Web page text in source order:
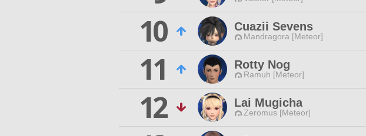
10
Cuazii Sevens
Mandragora [Meteor]
11
Rotty Nog
Ramuh [Meteor]
12
Lai Mugicha
Zeromus [Meteor]